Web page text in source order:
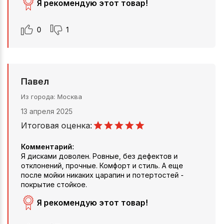
Я рекомендую этот товар!
0 1
Павел
Из города Москва
13 апреля 2025
Итоговая оценка:
Комментарий:
Я дисками доволен. Ровные, без дефектов и
отклонений, прочные. Комфорт и стиль. А еще
после мойки никаких царапин и потертостей -
покрытие стойкое.
Я рекомендую этот товар!